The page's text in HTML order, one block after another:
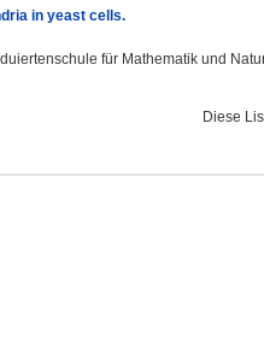
in yeast cells.
für Mathematik und
Diese